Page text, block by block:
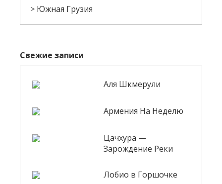
Южная Грузия
Свежие записи
Аля Шкмерули
Армения На Неделю
Цачхура —
Зарождение Реки
Лобио в Горшочке